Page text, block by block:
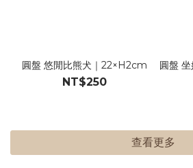
圓盤 悠閒比熊犬｜22×H2cm
NT$250
圓盤
查看更多